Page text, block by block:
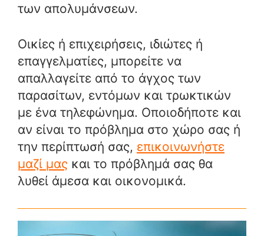
των απολυμάνσεων.
Οικίες ή επιχειρήσεις, ιδιώτες ή
επαγγελματίες, μπορείτε να
απαλλαγείτε από το άγχος των
παρασίτων, εντόμων και τρωκτικών
με ένα τηλεφώνημα. Οποιοδήποτε και
αν είναι το πρόβλημα στο χώρο σας ή
την περίπτωσή σας, επικοινωνήστε
μαζί μας και το πρόβλημά σας θα
λυθεί άμεσα και οικονομικά.